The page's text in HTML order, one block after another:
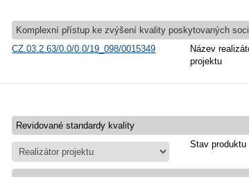
Komplexní přístup ke zvýšení kvality poskytovaných
CZ.03.2.63/0.0/0.0/19_098/0015349
Název
projektu
Stav produktu